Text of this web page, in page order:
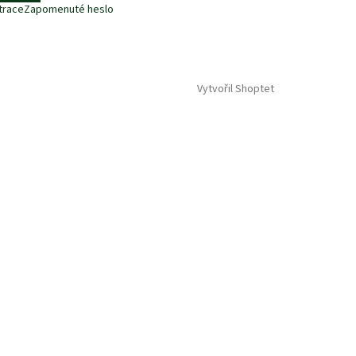
Zapomenuté heslo
Vytvořil Shoptet